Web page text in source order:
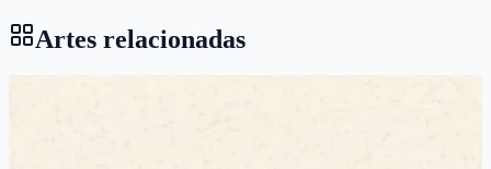
Artes relacionadas